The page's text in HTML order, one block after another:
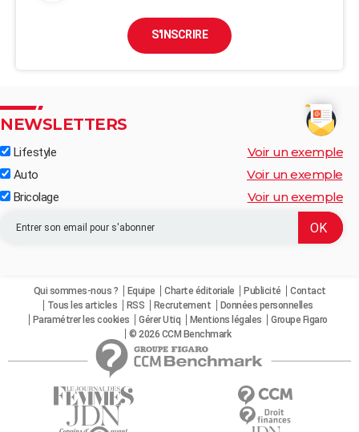
S'INSCRIRE
NEWSLETTERS
Lifestyle Voir un exemple
Auto Voir un exemple
Bricolage Voir un exemple
Qui sommes-nous ? Equipe Charte éditoriale Publicité
Contact
Tous les articles
RSS Recrutement
Données personnelles
Paramétrer les cookies
Gérer Utiq Mentions légales
Groupe Figaro
© 2026 CCM Benchmark